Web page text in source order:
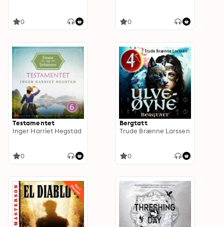
0 0
Testamentet
Inger Harriet Hegstad
0
Bergtatt
Trude Brænne Larssen
0